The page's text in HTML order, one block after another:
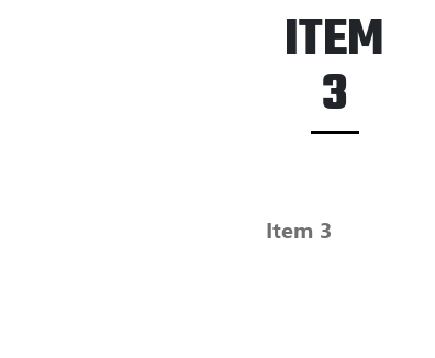
ITEM
3
Item 3